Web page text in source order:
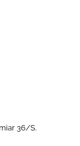
36/S.